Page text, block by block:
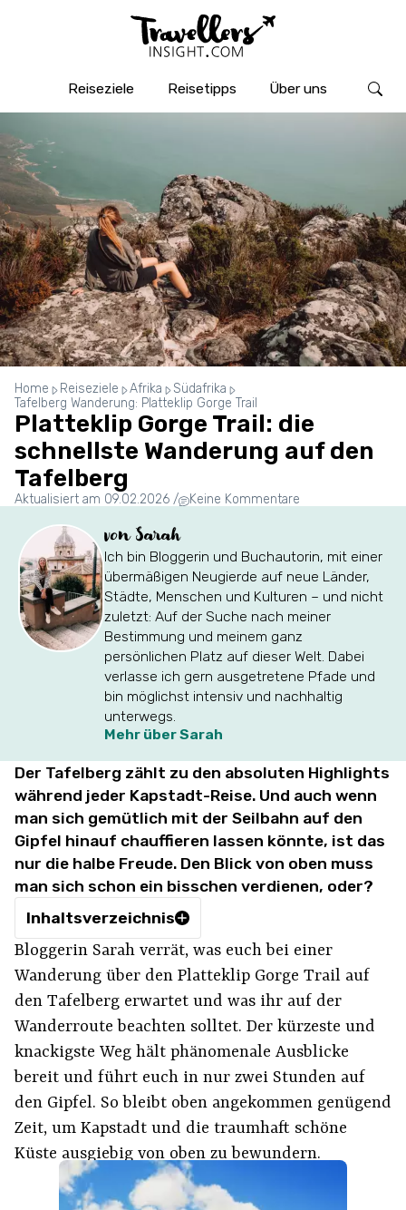
Reiseziele Reisetipps Über uns
Home Reiseziele Afrika
Südafrika
Tafelberg Wanderung: Platteklip Gorge Trail
Platteklip Gorge Trail: die
schnellste Wanderung auf den
Tafelberg
Aktualisiert am 09.02.2026/ Keine Kommentare
von Sarah
Ich bin Bloggerin und Buchautorin, mit einer
übermäßigen Neugierde auf neue Länder,
Städte, Menschen und Kulturen – und nicht
zuletzt: Auf der Suche nach meiner
Bestimmung und meinem ganz
persönlichen Platz auf dieser Welt. Dabei
verlasse ich gern ausgetretene Pfade und
bin möglichst intensiv und nachhaltig
unterwegs.
Mehr über Sarah
Der Tafelberg zählt zu den absoluten Highlights
während jeder Kapstadt-Reise. Und auch wenn
man sich gemütlich mit der Seilbahn auf den
Gipfel hinauf chauffieren lassen könnte, ist das
nur die halbe Freude. Den Blick von oben muss
man sich schon ein bisschen verdienen, oder?
Inhaltsverzeichnis
Bloggerin Sarah verrät, was euch bei einer
Wanderung über den Platteklip Gorge Trail auf
den Tafelberg erwartet und was ihr auf der
Wanderroute beachten solltet. Der kürzeste und
knackigste Weg hält phänomenale Ausblicke
bereit und führt euch in nur zwei Stunden auf
den Gipfel. So bleibt oben angekommen genügend
Zeit, um Kapstadt und die traumhaft schöne
Küste ausgiebig von oben zu bewundern.